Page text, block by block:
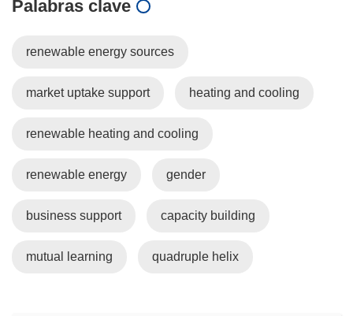
Palabras clave
renewable energy sources
market uptake support heating and cooling
renewable heating and cooling
renewable energy gender
business support capacity building
mutual learning quadruple helix